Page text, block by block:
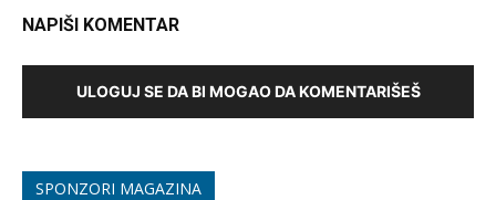
NAPIŠI KOMENTAR
ULOGUJ SE DA BI MOGAO DA KOMENTARIŠEŠ
SPONZORI MAGAZINA